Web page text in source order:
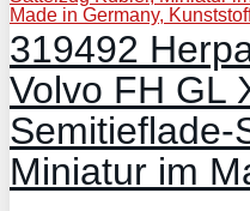
319492
Volvo FH GL
Semitieflade-
Miniatur im